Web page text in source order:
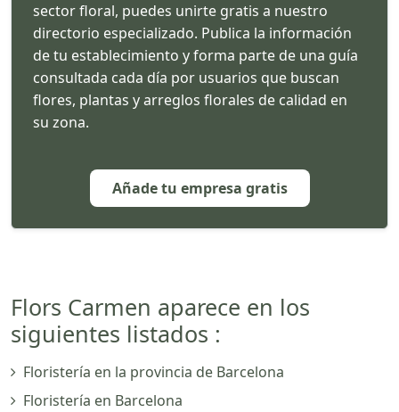
sector floral, puedes unirte gratis a nuestro
directorio especializado. Publica la información
de tu establecimiento y forma parte de una guía
consultada cada día por usuarios que buscan
flores, plantas y arreglos florales de calidad en
su zona.
Añade tu empresa gratis
Flors Carmen aparece en los
siguientes listados :
Floristería en la provincia de Barcelona
Floristería en Barcelona